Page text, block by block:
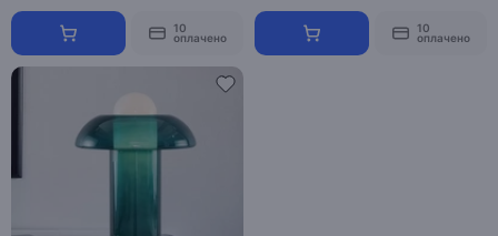
10
оплачено
10
оплачено